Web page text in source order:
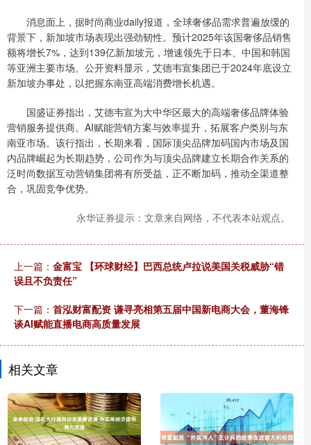
消息面上，据时尚商业daily报道，全球奢侈品需求普遍放缓的
背景下，新加坡市场表现出强劲韧性。预计2025年该国奢侈品销售
额将增长7%，达到139亿新加坡元，增速领先于日本、中国和韩国
等亚洲主要市场。公开资料显示，艾德韦宣集团已于2024年底设立
新加坡办事处，以把握东南亚高端消费增长机遇。
国盛证券指出，艾德韦宣为大中华区最大的高端奢侈品牌体验
营销服务提供商。AI赋能营销方案与效率提升，拓展客户类别与东
南亚市场。该行指出，长期来看，国际顶尖品牌加码国内市场及国
内品牌崛起为长期趋势，公司作为与顶尖品牌建立长期合作关系的
泛时尚数据互动营销集团将有所受益，正不断加码，推动全渠道整
合，巩固竞争优势。
永华证券提示：文章来自网络，不代表本站观点。
上一篇： 金富宝 【环球财经】巴西总统卢拉说美国关税威胁“错
误且不负责任”
下一篇： 首泓财富配资 谦寻亮相第五届中国新电商大会，董海锋
谈AI赋能直播电商高质量发展
相关文章